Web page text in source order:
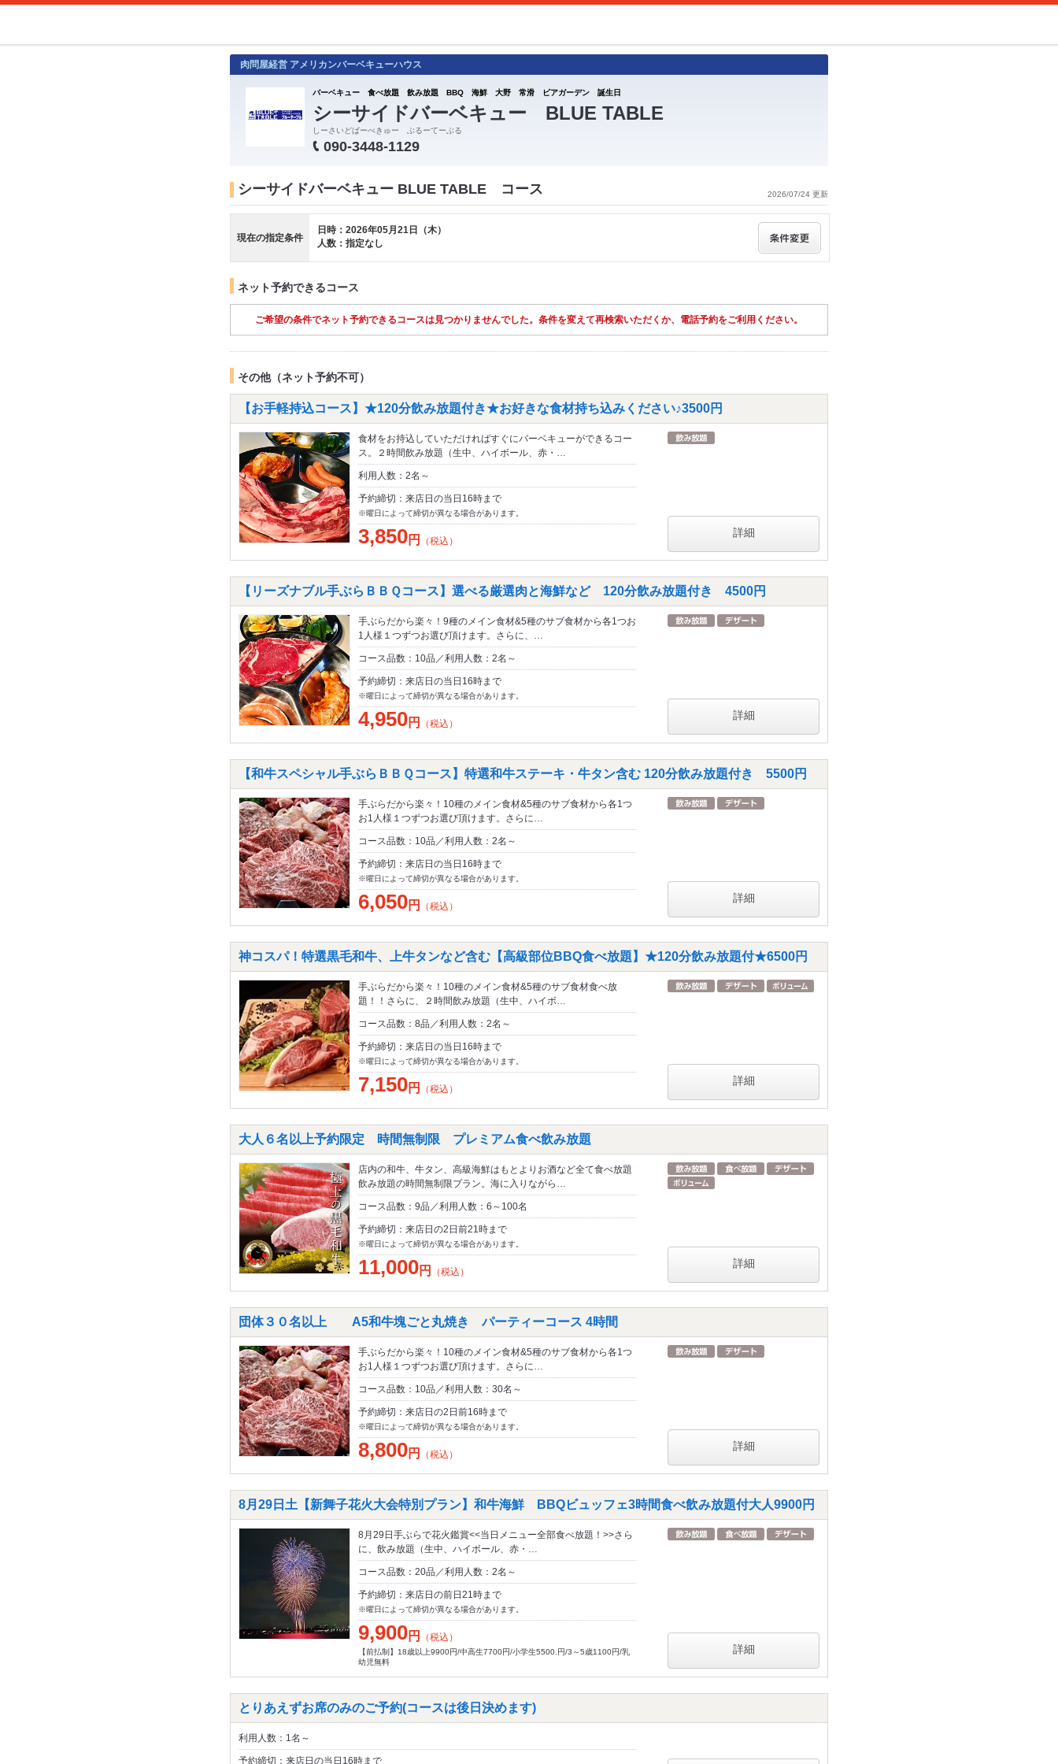
肉問屋経営 アメリカンバーベキューハウス
バーベキュー 食べ放題 飲み放題 BBQ 海鮮 大野 常滑 ビアガーデン 誕生日
シーサイドバーベキュー BLUE TABLE
しーさいどばーべきゅー ぶるーてーぶる
090-3448-1129
2026/07/24 更新
シーサイドバーベキュー BLUE TABLE コース
現在の指定条件
日時：2026年05月21日（木）
人数：指定なし
ネット予約できるコース
ご希望の条件でネット予約できるコースは見つかりませんでした。条件を変えて再検索いただくか、電話予約をご利用ください。
その他（ネット予約不可）
【お手軽持込コース】★120分飲み放題付き★お好きな食材持ち込みください♪3500円
食材をお持込していただければすぐにバーベキューができるコー
ス。２時間飲み放題（生中、ハイボール、赤・…
利用人数：2名～
予約締切：来店日の当日16時まで
※曜日によって締切が異なる場合があります。
3,850円 （税込）
詳細
【リーズナブル手ぶらＢＢＱコース】選べる厳選肉と海鮮など 120分飲み放題付き 4500円
手ぶらだから楽々！9種のメイン食材&5種のサブ食材から各1つお
1人様１つずつお選び頂けます。さらに、…
コース品数：10品／利用人数：2名～
予約締切：来店日の当日16時まで
※曜日によって締切が異なる場合があります。
4,950円 （税込）
詳細
【和牛スペシャル手ぶらＢＢＱコース】特選和牛ステーキ・牛タン含む 120分飲み放題付き 5500円
手ぶらだから楽々！10種のメイン食材&5種のサブ食材から各1つ
お1人様１つずつお選び頂けます。さらに…
コース品数：10品／利用人数：2名～
予約締切：来店日の当日16時まで
※曜日によって締切が異なる場合があります。
6,050円 （税込）
詳細
神コスパ！特選黒毛和牛、上牛タンなど含む【高級部位BBQ食べ放題】★120分飲み放題付★6500円
手ぶらだから楽々！10種のメイン食材&5種のサブ食材食べ放
題！！さらに、２時間飲み放題（生中、ハイボ…
コース品数：8品／利用人数：2名～
予約締切：来店日の当日16時まで
※曜日によって締切が異なる場合があります。
7,150円 （税込）
詳細
大人６名以上予約限定 時間無制限 プレミアム食べ飲み放題
店内の和牛、牛タン、高級海鮮はもとよりお酒など全て食べ放題
飲み放題の時間無制限プラン。海に入りながら…
コース品数：9品／利用人数：6～100名
予約締切：来店日の2日前21時まで
※曜日によって締切が異なる場合があります。
11,000円 （税込）
詳細
団体３０名以上 A5和牛塊ごと丸焼き パーティーコース 4時間
手ぶらだから楽々！10種のメイン食材&5種のサブ食材から各1つ
お1人様１つずつお選び頂けます。さらに…
コース品数：10品／利用人数：30名～
予約締切：来店日の2日前16時まで
※曜日によって締切が異なる場合があります。
8,800円 （税込）
詳細
8月29日土【新舞子花火大会特別プラン】和牛海鮮 BBQビュッフェ3時間食べ飲み放題付大人9900円
8月29日手ぶらで花火鑑賞<<当日メニュー全部食べ放題！>>さら
に、飲み放題（生中、ハイボール、赤・…
コース品数：20品／利用人数：2名～
予約締切：来店日の前日21時まで
※曜日によって締切が異なる場合があります。
9,900円 （税込）
【前払制】18歳以上9900円/中高生7700円/小学生5500.円/3～5歳1100円/乳
幼児無料
詳細
とりあえずお席のみのご予約(コースは後日決めます)
利用人数：1名～
予約締切：来店日の当日16時まで